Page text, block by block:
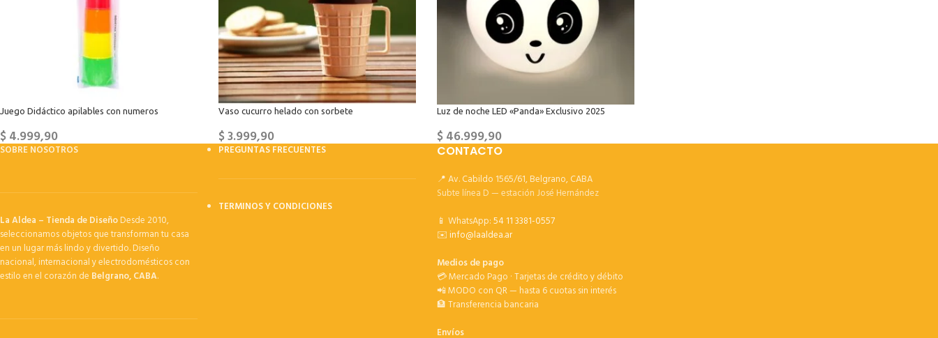
Juego Didáctico apilables con numeros
$4.999,90
Vaso cucurro helado con sorbete
$3.999,90
Luz de noche LED «Panda» Exclusivo 2025
$46.999,90
SOBRE NOSOTROS
La Aldea – Tienda de DiseñoDesde 2010,
seleccionamos objetos que transforman tu casa
en un lugar más lindo y divertido. Diseño
nacional, internacional y electrodomésticos con
estilo en el corazón de Belgrano, CABA.
PREGUNTAS FRECUENTES
TERMINOS Y CONDICIONES
CONTACTO
📍 Av. Cabildo 1565/61, Belgrano, CABA
Subte línea D — estación José Hernández
📱 WhatsApp:54 11 3381-0557
✉️info@laaldea.ar
Medios de pago
💳 Mercado Pago · Tarjetas de crédito y débito
📲 MODO con QR — hasta 6 cuotas sin interés
🏦 Transferencia bancaria
Envíos